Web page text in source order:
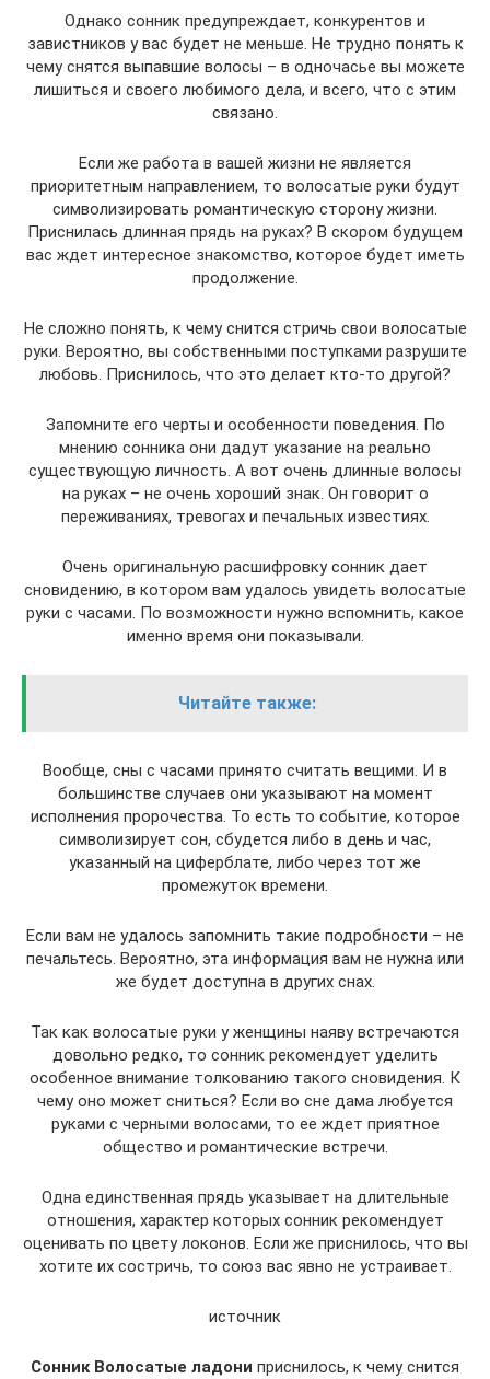
Однако сонник предупреждает, конкурентов и
завистников у вас будет не меньше. Не трудно понять к
чему снятся выпавшие волосы – в одночасье вы можете
лишиться и своего любимого дела, и всего, что с этим
связано.
Если же работа в вашей жизни не является
приоритетным направлением, то волосатые руки будут
символизировать романтическую сторону жизни.
Приснилась длинная прядь на руках? В скором будущем
вас ждет интересное знакомство, которое будет иметь
продолжение.
Не сложно понять, к чему снится стричь свои волосатые
руки. Вероятно, вы собственными поступками разрушите
любовь. Приснилось, что это делает кто-то другой?
Запомните его черты и особенности поведения. По
мнению сонника они дадут указание на реально
существующую личность. А вот очень длинные волосы
на руках – не очень хороший знак. Он говорит о
переживаниях, тревогах и печальных известиях.
Очень оригинальную расшифровку сонник дает
сновидению, в котором вам удалось увидеть волосатые
руки с часами. По возможности нужно вспомнить, какое
именно время они показывали.
Читайте также:
Вообще, сны с часами принято считать вещими. И в
большинстве случаев они указывают на момент
исполнения пророчества. То есть то событие, которое
символизирует сон, сбудется либо в день и час,
указанный на циферблате, либо через тот же
промежуток времени.
Если вам не удалось запомнить такие подробности – не
печальтесь. Вероятно, эта информация вам не нужна или
же будет доступна в других снах.
Так как волосатые руки у женщины наяву встречаются
довольно редко, то сонник рекомендует уделить
особенное внимание толкованию такого сновидения. К
чему оно может сниться? Если во сне дама любуется
руками с черными волосами, то ее ждет приятное
общество и романтические встречи.
Одна единственная прядь указывает на длительные
отношения, характер которых сонник рекомендует
оценивать по цвету локонов. Если же приснилось, что вы
хотите их состричь, то союз вас явно не устраивает.
источник
Сонник Волосатые ладони приснилось, к чему снится